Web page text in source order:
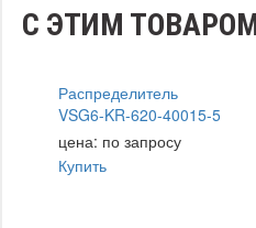
С ЭТИМ
Распределитель
VSG6-KR-620-40015-5
цена: по запросу
Купить